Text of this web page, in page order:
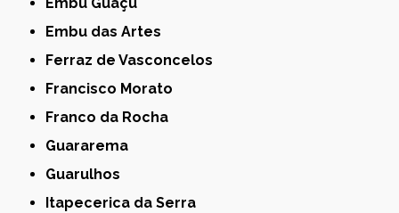
Embu Guaçú
Embu das Artes
Ferraz de Vasconcelos
Francisco Morato
Franco da Rocha
Guararema
Guarulhos
Itapecerica da Serra